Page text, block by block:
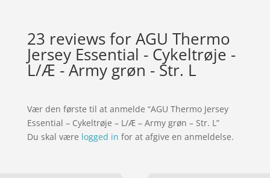
23 reviews forAGU Thermo
Jersey Essential - Cykeltrøje -
L/Æ - Army grøn - Str. L
Vær den første til at anmelde “AGU Thermo Jersey
Essential – Cykeltrøje – L/Æ – Army grøn – Str. L”
Du skal være logged in for at afgive en anmeldelse.